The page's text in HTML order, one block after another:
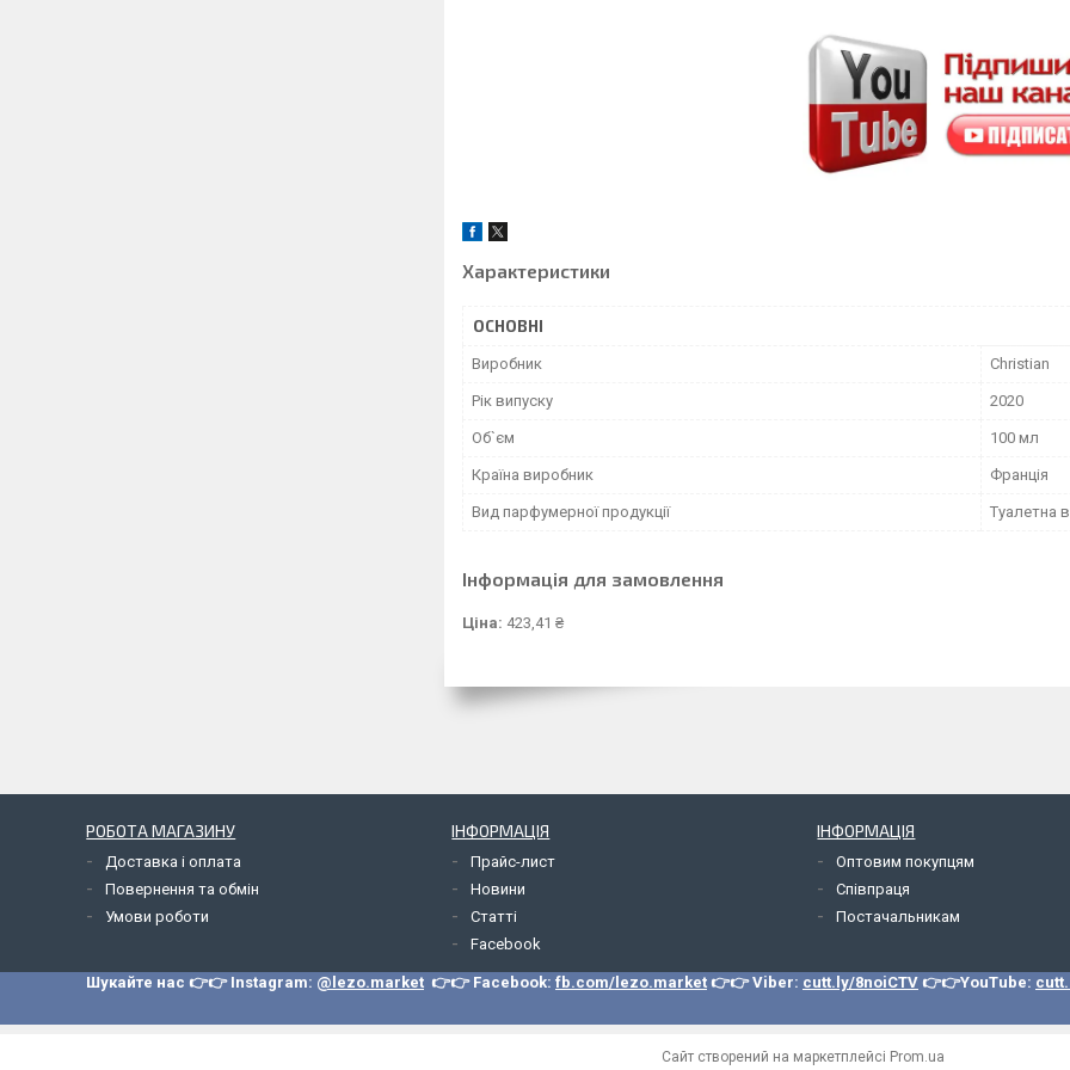
Характеристики
ОСНОВНІ
Виробник Christian
Рік випуску 2020
Об`єм 100 мл
Країна виробник Франція
Вид парфумерної продукції Туалетна
Інформація для замовлення
Ціна: 423,41 ₴
РОБОТА МАГАЗИНУ
Доставка і оплата
Повернення та обмін
Умови роботи
ІНФОРМАЦІЯ
Прайс-лист
Новини
Статті
Facebook
ІНФОРМАЦІЯ
Оптовим покупцям
Співпраця
Постачальникам
Шукайте нас 👉👉 Instagram: @lezo.market 👉👉 Facebook: fb.com/lezo.market 👉👉 Viber: cutt.ly/8noiCTV 👉👉YouTube:
Сайт створений на маркетплейсі Prom.ua